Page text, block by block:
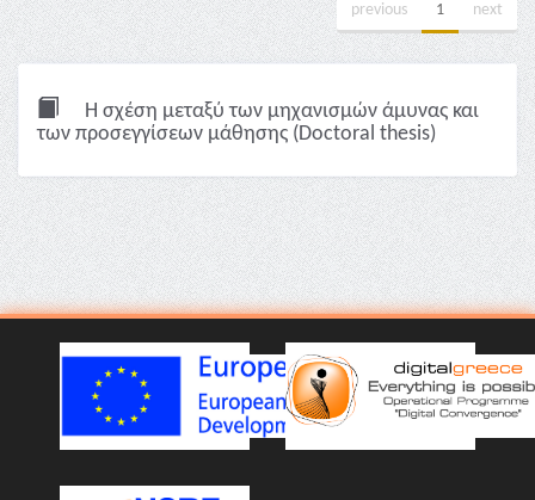
previous 1 next
Η σχέση μεταξύ των μηχανισμών άμυνας και
των προσεγγίσεων μάθησης (Doctoral thesis)